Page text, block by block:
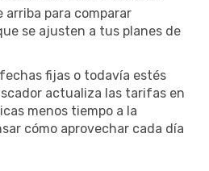
arriba para comparar
se ajusten a tus planes de
fijas o todavía estés
actualiza las tarifas en
menos tiempo a la
cómo aprovechar cada día